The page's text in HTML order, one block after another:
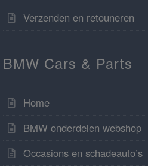
Verzenden en retouneren
BMW Cars & Parts
Home
BMW onderdelen webshop
Occasions en schadeauto’s